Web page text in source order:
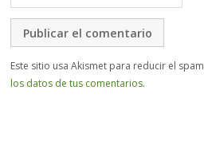
Este sitio usa Akismet para reducir el
los datos de tus comentarios.